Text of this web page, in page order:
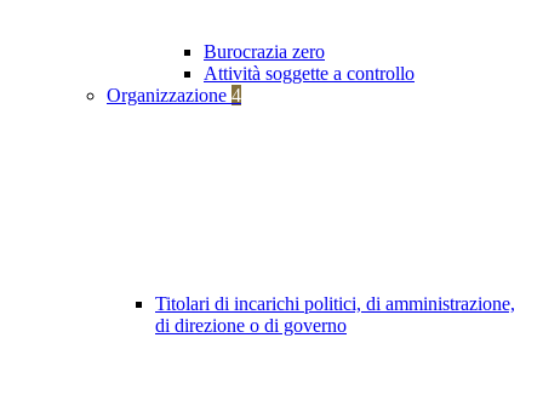
Burocrazia zero
Attività soggette a controllo
Organizzazione 4
Titolari di incarichi politici, di amministrazione,
di direzione o di governo